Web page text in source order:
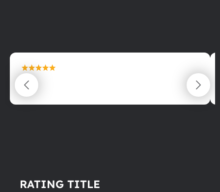
maximální spokojenost
22.06.2025
RATING TITLE